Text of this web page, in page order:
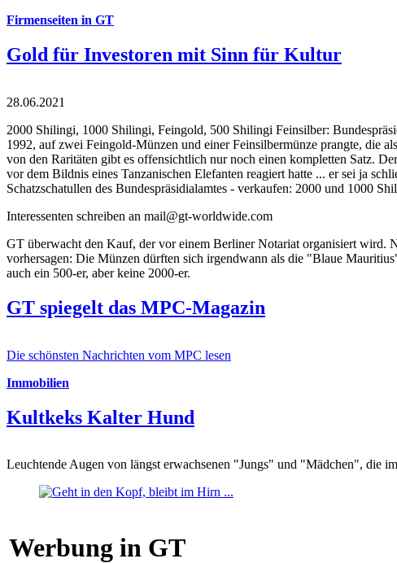
Firmenseiten in GT
Gold für Investoren mit Sinn für Kultur
28.06.2021
2000 Shilingi, 1000 Shilingi, Feingold, 500 Shilingi Feinsilber:
1992, auf zwei Feingold-Münzen und einer Feinsilbermünze prangte, die
von den Raritäten gibt es offensichtlich nur noch einen kompletten Satz.
vor dem Bildnis eines Tanzanischen Elefanten reagiert hatte ... er sei ja
Schatzschatullen des Bundespräsidialamtes - verkaufen: 2000 und 1000
Interessenten schreiben an mail@gt-worldwide.com
GT überwacht den Kauf, der vor einem Berliner Notariat organisiert wird.
vorhersagen: Die Münzen dürften sich irgendwann als die "Blaue
auch ein 500-er, aber keine 2000-er.
GT spiegelt das MPC-Magazin
Die schönsten Nachrichten vom MPC lesen
Immobilien
Kultkeks Kalter Hund
Leuchtende Augen von längst erwachsenen "Jungs" und "Mädchen", die
Werbung in GT